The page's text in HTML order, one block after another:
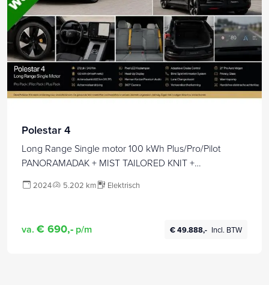
Polestar 4
Long Range Single motor 100 kWh Plus/Pro/Pilot
PANORAMADAK + MIST TAILORED KNIT +
LED + HARMAN/KARDON + STOEL-
2024 5.202 km Elektrisch
va. € 690,- p/m € 49.888,- Incl. BTW